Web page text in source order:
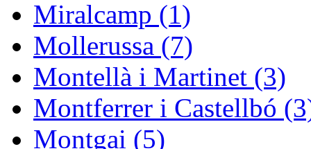
Miralcamp (1)
Mollerussa (7)
Montellà i Martinet (3)
Montferrer i Castellbó
Montgai (5)